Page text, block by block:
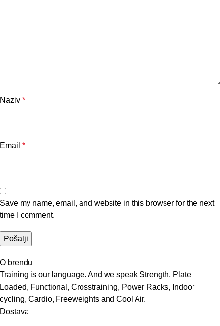
Naziv *
Email *
Save my name, email, and website in this browser for the next
time I comment.
O brendu
Training is our language. And we speak Strength, Plate
Loaded, Functional, Crosstraining, Power Racks, Indoor
cycling, Cardio, Freeweights and Cool Air.
Dostava